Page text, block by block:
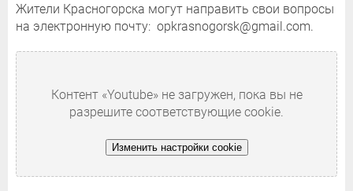
Жители Красногорска могут направить свои вопросы
на электронную почту: opkrasnogorsk@gmail.com.
Контент «Youtube» не загружен, пока вы не
разрешите соответствующие cookie.
Изменить настройки cookie